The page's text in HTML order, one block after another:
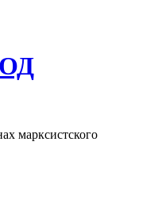
марксистского